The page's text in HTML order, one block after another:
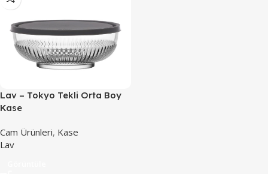
Lav – Tokyo Tekli Orta Boy
Kase
Cam Ürünleri, Kase
Lav